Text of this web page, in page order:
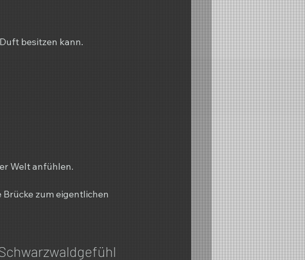
besitzen kann.
Welt anfühlen.
Brücke zum eigentlichen